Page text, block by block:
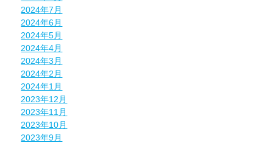
2024年7月
2024年6月
2024年5月
2024年4月
2024年3月
2024年2月
2024年1月
2023年12月
2023年11月
2023年10月
2023年9月